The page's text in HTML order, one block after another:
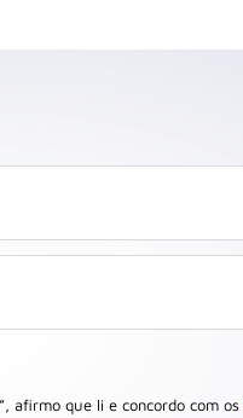
afirmo que li e concordo com os